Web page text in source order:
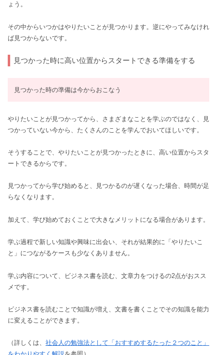
ょう。
その中からいつかはやりたいことが見つかります。逆にやってみなけれ
ば見つからないです。
見つかった時に高い位置からスタートできる準備をする
見つかった時の準備は今からおこなう
やりたいことが見つかってから、さまざまなことを学ぶのではなく、見
つかっていない今から、たくさんのことを学んでおいてほしいです。
そうすることで、やりたいことが見つかったときに、高い位置からスタ
ートできるからです。
見つかってから学び始めると、見つかるのが遅くなった場合、時間が足
らなくなります。
加えて、学び始めておくことで大きなメリットになる場合があります。
学ぶ過程で新しい知識や興味に出会い、それが結果的に「やりたいこ
と」につながるケースも少なくありません。
学ぶ内容について、ビジネス書を読む、文章力をつけるの2点がおスス
メです。
ビジネス書を読むことで知識が増え、文書を書くことでその知識を能力
に変えることができます。
（詳しくは、 社会人の勉強法として「おすすめするたった２つのこと」